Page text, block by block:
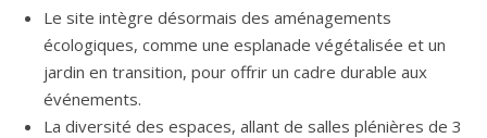
Le site intègre désormais des aménagements
écologiques, comme une esplanade végétalisée et un
jardin en transition, pour offrir un cadre durable aux
événements.
La diversité des espaces, allant de salles plénières de 3